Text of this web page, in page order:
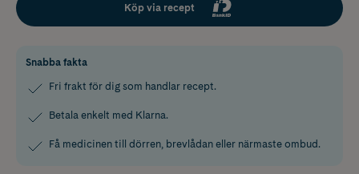
Köp via recept
Snabba fakta
Fri frakt för dig som handlar recept.
Betala enkelt med Klarna.
Få medicinen till dörren, brevlådan eller närmaste ombud.